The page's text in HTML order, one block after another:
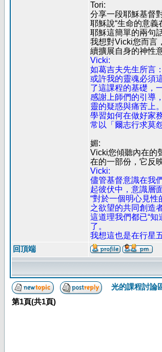
Tori:
分享一段耶穌基督
耶穌說“生命的意
耶穌這簡單的兩句
我想對Vicki您而言
續擴展自身的神性
Vicki:
如葛吉夫先生所言
或許我的靈魂必須
了這課程的基礎，
感謝上師們的引導
靈的疑惑與痛苦上。
學習如何在做好家
常以「爾志行求莫
媚:
Vicki您傾聽內在的
在的一部份，它反
Vicki:
儘管基督意識在我
起彼伏中，意識層
“對於一個明心見
之欲望的共同創造
這道理我們都已“知
了。
我想這也是在行星
回頂端
光的課程討論
第1頁(共1頁)